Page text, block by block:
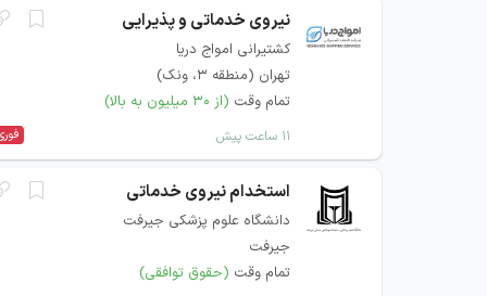
نیروی خدماتی و پذیرایی
کشتیرانی امواج دریا
تهران (منطقه ۳، ونک)
تمام وقت (از ۳۰ میلیون به بالا)
۱۱ ساعت پیش
استخدام نیروی خدماتی
دانشگاه علوم پزشكی جیرفت
جیرفت
تمام وقت (حقوق توافقی)